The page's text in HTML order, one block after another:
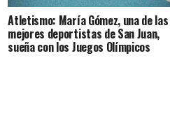
Atletismo: María Gómez, una de las
mejores deportistas de San Juan,
sueña con los Juegos Olímpicos